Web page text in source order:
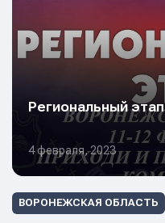
Региональный этап
4 февраля, 2023
ВОРОНЕЖСКАЯ ОБЛАСТЬ